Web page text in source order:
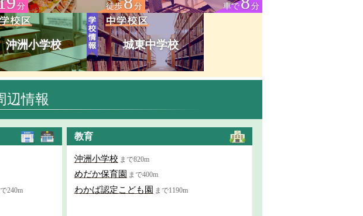
分 徒歩 分 車で 分
沖洲小学校 城東中学校
辺情報
240m
教育
沖洲小学校 まで820m
めだか保育園 まで400m
わかば認定こども園 まで1190m